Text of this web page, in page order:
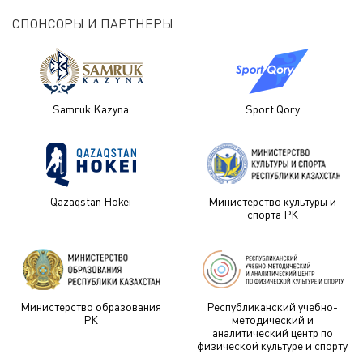
СПОНСОРЫ И ПАРТНЕРЫ
Samruk Kazyna Sport Qory
Qazaqstan Hokei
Министерство культуры и
спорта РК
Министерство образования
РК
Республиканский учебно-
методический и
аналитический центр по
физической культуре и спорту